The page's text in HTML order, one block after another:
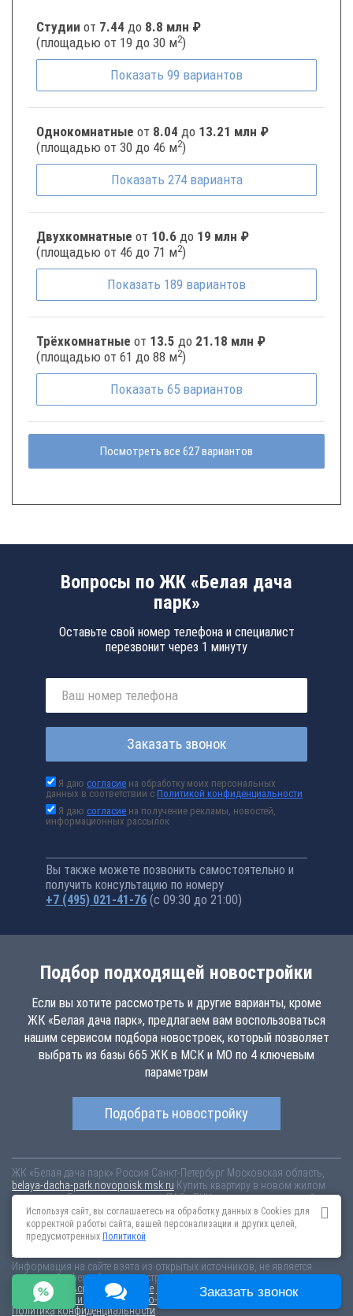
Студии от 7.44 до 8.8 млн ₽
(площадью от 19 до 30 м2)
Показать 99 вариантов
Однокомнатные от 8.04 до 13.21 млн ₽
(площадью от 30 до 46 м2)
Показать 274 варианта
Двухкомнатные от 10.6 до 19 млн ₽
(площадью от 46 до 71 м2)
Показать 189 вариантов
Трёхкомнатные от 13.5 до 21.18 млн ₽
(площадью от 61 до 88 м2)
Показать 65 вариантов
Посмотреть все 627 вариантов
Вопросы по ЖК «Белая дача
парк»
Оставьте свой номер телефона и специалист
перезвонит через 1 минуту
Заказать звонок
Я даюсогласие на обработку моих персональных
данных в соответствии сПолитикой конфиденциальности
Я даюсогласие на получение рекламы, новостей,
информационных рассылок
Вы также можете позвонить самостоятельно и
получить консультацию по номеру
+7 (495) 021-41-76 (с 09:30 до 21:00)
Подбор подходящей новостройки
Если вы хотите рассмотреть и другие варианты, кроме
ЖК «Белая дача парк», предлагаем вам воспользоваться
нашим сервисом подбора новостроек, который позволяет
выбрать из базы 665 ЖК в МСК и МО по 4 ключевым
параметрам
Подобрать новостройку
ЖК «Белая дача парк» Россия Санкт-Петербург Московская область,
belaya-dacha-park.novopoisk.msk.ru Купить квартиру в новом жилом
комплексе «Белая дача парк» от «ПАО «ПИК-специализированный
застройщик»» в г. Котельники. Квартиры различных планировок от
7.44 млн рублей!
Информация на сайте взята из открытых источников, не является
публичной офертой и распространяется для ознакомления.
Пользовательское соглашение
Соглашение о размещении
Пояснение об информационно-рекламном характере сведений
Политика конфиденциальности
Используя сайт, вы соглашаетесь на обработку данных в Cookies для
корректной работы сайта, вашей персонализации и других целей,
предусмотренных Политикой
Заказать звонок